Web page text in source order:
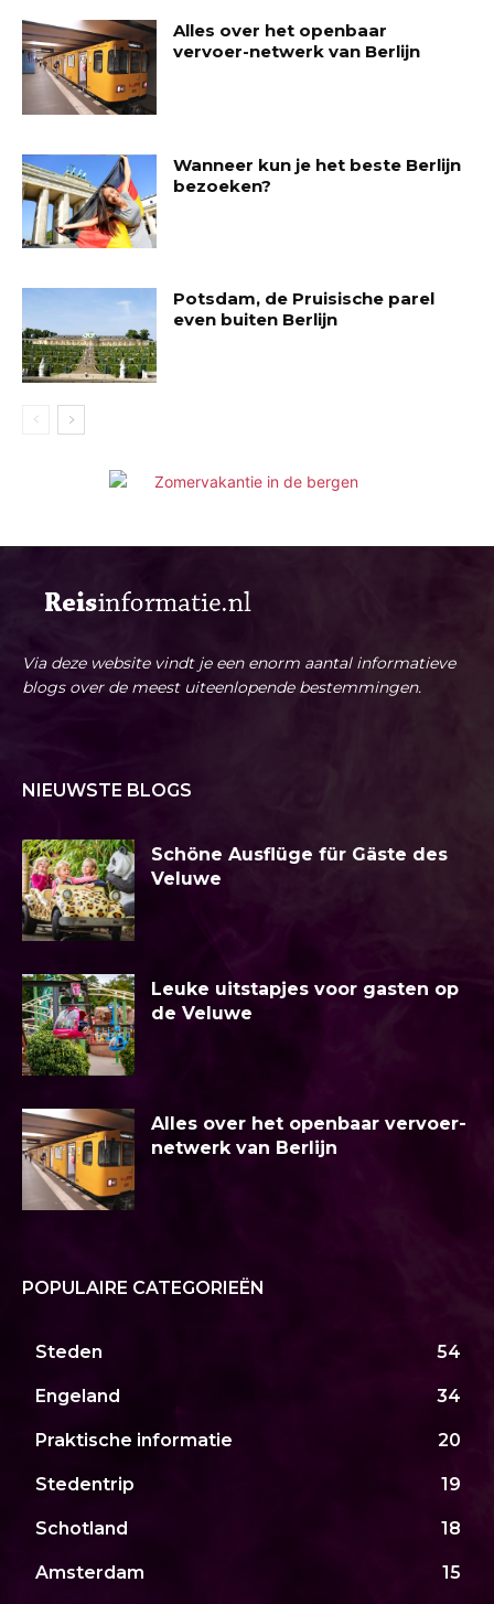
Alles over het openbaar
vervoer-netwerk van Berlijn
Wanneer kun je het beste Berlijn
bezoeken?
Potsdam, de Pruisische parel
even buiten Berlijn
Via deze website vindt je een enorm aantal informatieve
blogs over de meest uiteenlopende bestemmingen.
NIEUWSTE BLOGS
Schöne Ausflüge für Gäste des
Veluwe
Leuke uitstapjes voor gasten op
de Veluwe
Alles over het openbaar vervoer-
netwerk van Berlijn
POPULAIRE CATEGORIEËN
Steden 54
Engeland 34
Praktische informatie 20
Stedentrip 19
Schotland 18
Amsterdam 15